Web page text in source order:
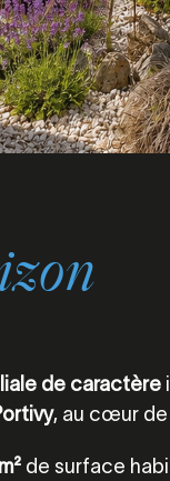
de caractère
, au cœur de
de surface